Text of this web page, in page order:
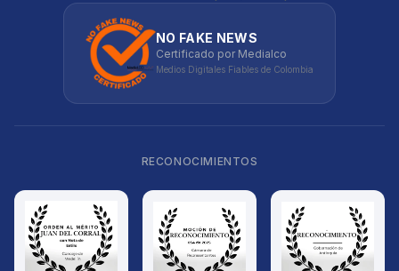
NO FAKE NEWS
Certificado por Medialco
Medios Digitales Fiables de Colombia
RECONOCIMIENTOS